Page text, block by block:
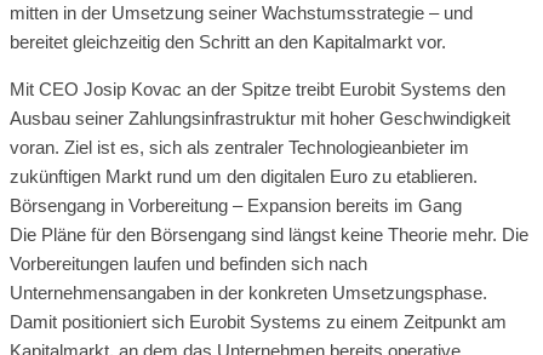
mitten in der Umsetzung seiner Wachstumsstrategie – und
bereitet gleichzeitig den Schritt an den Kapitalmarkt vor.
Mit CEO Josip Kovac an der Spitze treibt Eurobit Systems den
Ausbau seiner Zahlungsinfrastruktur mit hoher Geschwindigkeit
voran. Ziel ist es, sich als zentraler Technologieanbieter im
zukünftigen Markt rund um den digitalen Euro zu etablieren.
Börsengang in Vorbereitung – Expansion bereits im Gang
Die Pläne für den Börsengang sind längst keine Theorie mehr. Die
Vorbereitungen laufen und befinden sich nach
Unternehmensangaben in der konkreten Umsetzungsphase.
Damit positioniert sich Eurobit Systems zu einem Zeitpunkt am
Kapitalmarkt, an dem das Unternehmen bereits operative